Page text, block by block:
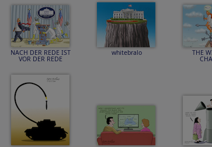
NACH DER REDE IST
VOR DER REDE
whitebralo THE